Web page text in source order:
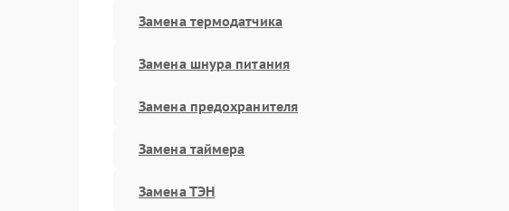
Замена термодатчика
Замена шнура питания
Замена предохранителя
Замена таймера
Замена ТЭН